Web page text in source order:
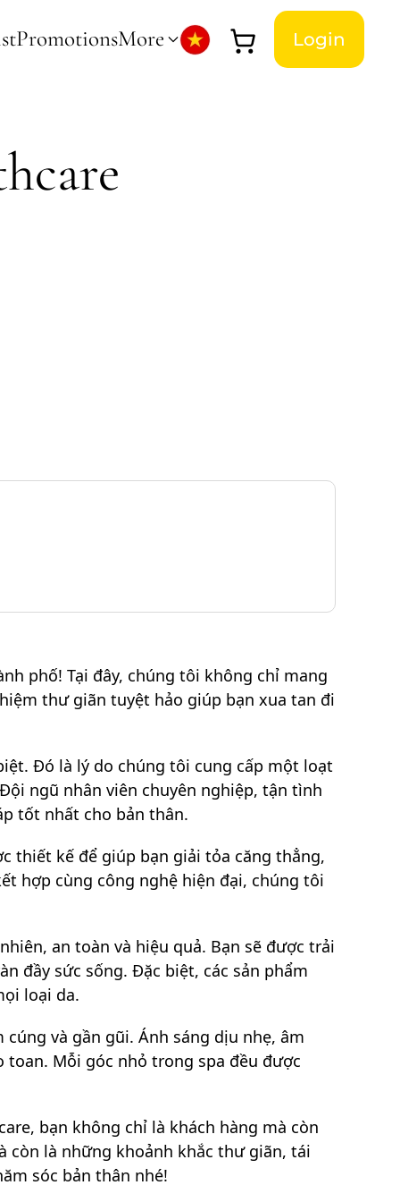
PromotionsMore Login
phố! Tại đây, chúng tôi không chỉ mang
thư giãn tuyệt hảo giúp bạn xua tan đi
Đó là lý do chúng tôi cung cấp một loạt
ngũ nhân viên chuyên nghiệp, tận tình
tốt nhất cho bản thân.
thiết kế để giúp bạn giải tỏa căng thẳng,
hợp cùng công nghệ hiện đại, chúng tôi
an toàn và hiệu quả. Bạn sẽ được trải
đầy sức sống. Đặc biệt, các sản phẩm
loại da.
và gần gũi. Ánh sáng dịu nhẹ, âm
Mỗi góc nhỏ trong spa đều được
bạn không chỉ là khách hàng mà còn
còn là những khoảnh khắc thư giãn, tái
sóc bản thân nhé!